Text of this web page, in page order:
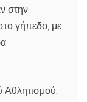
στην
γήπεδο, με